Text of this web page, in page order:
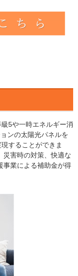
5や一時エネルギー消
ンの太陽光パネルを
することができま
災害時の対策、快適な
事業による補助金が得